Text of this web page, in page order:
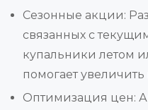
Сезонные акции:
связанных с
купальники летом
помогает
Оптимизация цен: